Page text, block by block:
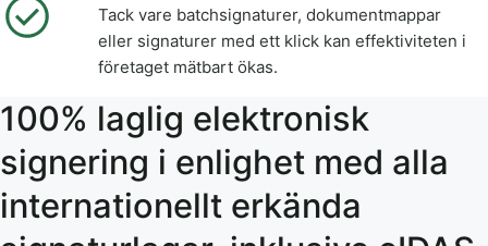
Tack vare batchsignaturer, dokumentmappar
eller signaturer med ett klick kan effektiviteten i
företaget mätbart ökas.
100% laglig elektronisk
signering i enlighet med alla
internationellt erkända